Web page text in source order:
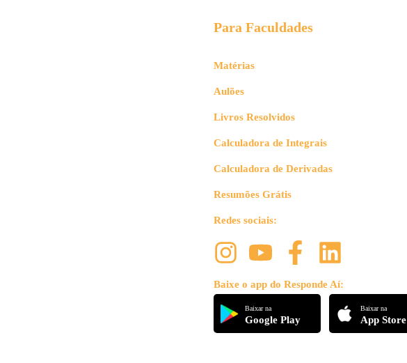
Para Faculdades
Matérias
Aulões
Livros Resolvidos
Calculadora de Integrais
Calculadora de Derivadas
Resumões Grátis
Redes sociais:
Baixe o app do Responde Aí:
Baixar na
Google Play
Baixar na
App Store